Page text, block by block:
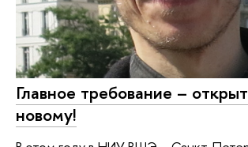
Главное требование –
новому!